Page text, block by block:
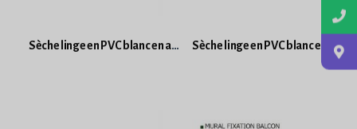
Sèche linge en PVC blanc en arc à 5 barres Sèche linge en PVC blanc en arc 4 barres